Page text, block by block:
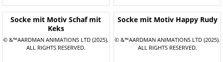
Socke mit Motiv Schaf mit
Keks
© &™AARDMAN ANIMATIONS LTD (2025).
ALL RIGHTS RESERVED.
Socke mit Motiv Happy Rudy
© &™AARDMAN ANIMATIONS LTD (2025).
ALL RIGHTS RESERVED.